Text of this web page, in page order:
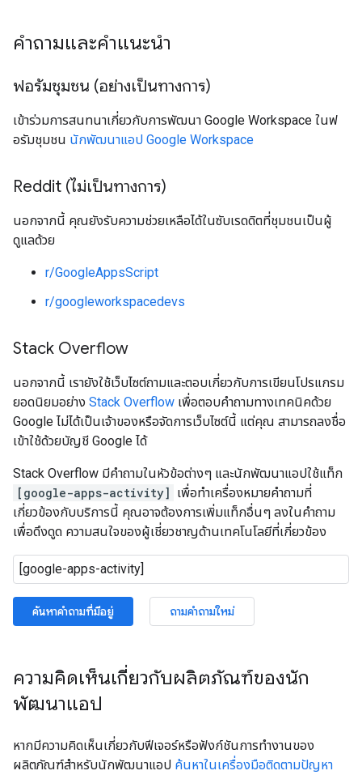
คำถามและคำแนะนำ
ฟอรัมชุมชน (อย่างเป็นทางการ)
เข้าร่วมการสนทนาเกี่ยวกับการพัฒนา Google Workspace ในฟ
อรัมชุมชน นักพัฒนาแอป Google Workspace
Reddit (ไม่เป็นทางการ)
นอกจากนี้ คุณยังรับความช่วยเหลือได้ในซับเรดดิตที่ชุมชนเป็นผู้
ดูแลด้วย
r/GoogleAppsScript
r/googleworkspacedevs
Stack Overflow
นอกจากนี้ เรายังใช้เว็บไซต์ถามและตอบเกี่ยวกับการเขียนโปรแกรม
ยอดนิยมอย่าง Stack Overflow เพื่อตอบคำถามทางเทคนิคด้วย
Google ไม่ได้เป็นเจ้าของหรือจัดการเว็บไซต์นี้ แต่คุณ สามารถลงชื่อ
เข้าใช้ด้วยบัญชี Google ได้
Stack Overflow มีคำถามในหัวข้อต่างๆ และนักพัฒนาแอปใช้แท็ก
[google-apps-activity] เพื่อทำเครื่องหมายคำถามที่
เกี่ยวข้องกับบริการนี้ คุณอาจต้องการเพิ่มแท็กอื่นๆ ลงในคำถาม
เพื่อดึงดูด ความสนใจของผู้เชี่ยวชาญด้านเทคโนโลยีที่เกี่ยวข้อง
ค้นหาคำถามที่มีอยู่ ถามคำถามใหม่
ความคิดเห็นเกี่ยวกับผลิตภัณฑ์ของนัก
พัฒนาแอป
หากมีความคิดเห็นเกี่ยวกับฟีเจอร์หรือฟังก์ชันการทำงานของ
ผลิตภัณฑ์สำหรับนักพัฒนาแอป ค้นหาในเครื่องมือติดตามปัญหา